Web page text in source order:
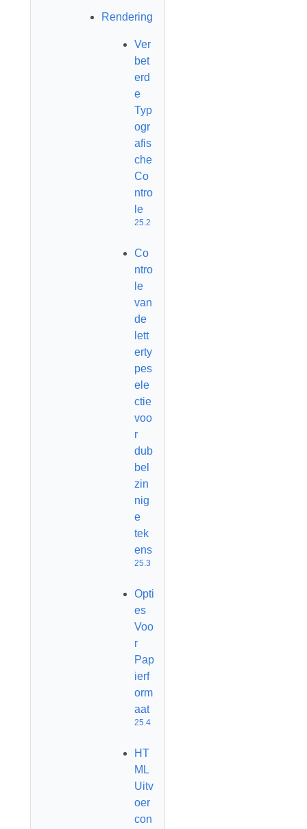
Rendering
Ver
bet
erd
e
Typ
ogr
afis
che
Co
ntro
le
25.2
Co
ntro
le
van
de
lett
erty
pes
ele
ctie
voo
r
dub
bel
zin
nig
e
tek
ens
25.3
Opti
es
Voo
r
Pap
ierf
orm
aat
25.4
HT
ML
Uitv
oer
con